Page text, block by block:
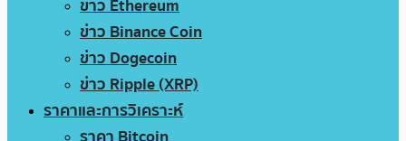
ข่าว Ethereum
ข่าว Binance Coin
ข่าว Dogecoin
ข่าว Ripple (XRP)
ราคาและการวิเคราะห์